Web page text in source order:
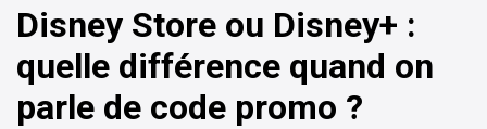
Disney Store ou Disney+ :
quelle différence quand on
parle de code promo ?